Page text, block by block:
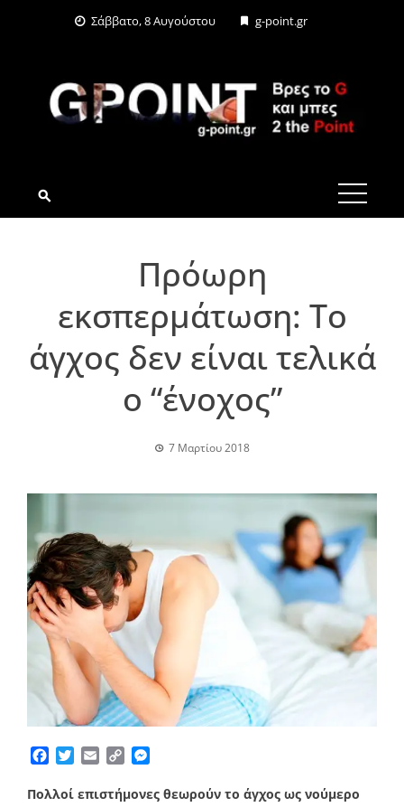
Σάββατο, 8 Αυγούστου g-point.gr
G-POINT.GR
Πρόωρη
εκσπερμάτωση: Το
άγχος δεν είναι τελικά
ο “ένοχος”
7 Μαρτίου 2018
Facebook
TwitterEmailCopy
Πολλοί επιστήμονες θεωρούν το άγχος ως νούμερο